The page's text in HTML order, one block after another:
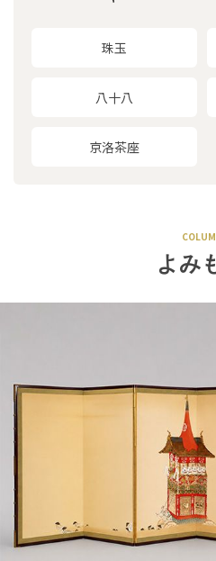
珠玉
八十八
京洛茶座
よみ